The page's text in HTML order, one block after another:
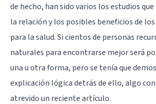
de hecho, han sido varios los estudios
la relación y los posibles beneficios de
para la salud. Si cientos de personas
naturales para encontrarse mejor será
una u otra forma, pero se tenía que
explicación lógica detrás de ello, algo con
atrevido un reciente artículo.